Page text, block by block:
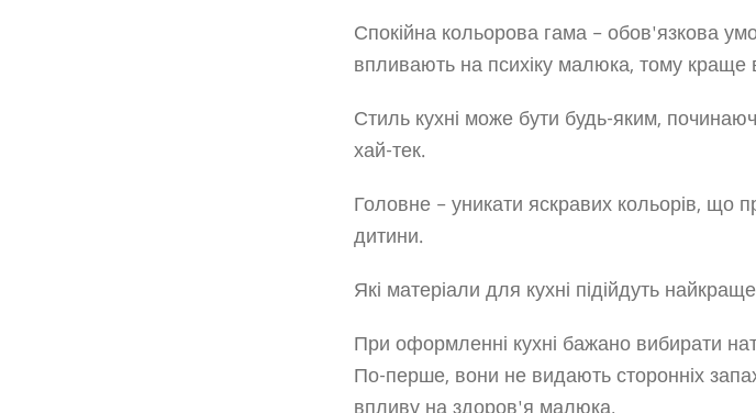
Спокійна кольорова гама – обов'язкова
впливають на психіку малюка, тому краще
Стиль кухні може бути будь-яким,
хай-тек.
Головне – уникати яскравих кольорів, що
дитини.
Які матеріали для кухні підійдуть
При оформленні кухні бажано вибирати
По-перше, вони не видають сторонніх